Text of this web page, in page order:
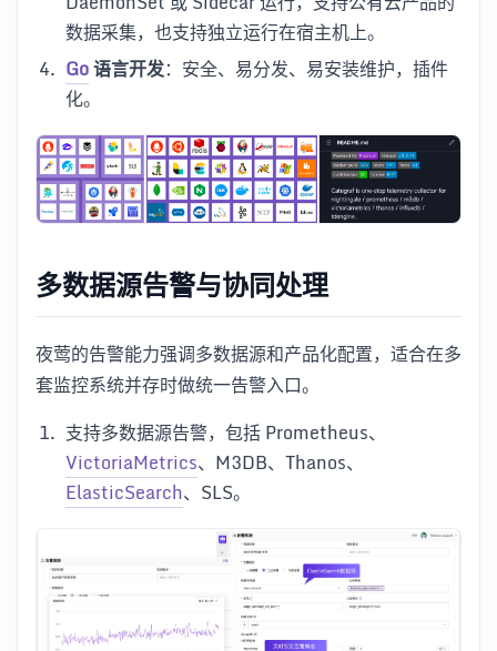
数据采集，也支持独立运行在宿主机上。
Go语言开发：安全、易分发、易安装维护，插件
化。
多数据源告警与协同处理
夜莺的告警能力强调多数据源和产品化配置，适合在多
套监控系统并存时做统一告警入口。
支持多数据源告警，包括 Prometheus、
VictoriaMetrics、M3DB、Thanos、
ElasticSearch、SLS。